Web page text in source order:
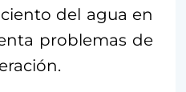
del agua en
problemas de